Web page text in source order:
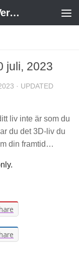
Välkomna till en Ny Framtida Verklighet
juli, 2023
· UPDATED
liv inte är som du
du det 3D-liv du
din framtid…